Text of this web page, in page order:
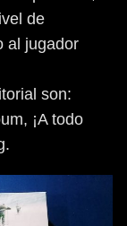
de
al jugador
son:
¡A todo